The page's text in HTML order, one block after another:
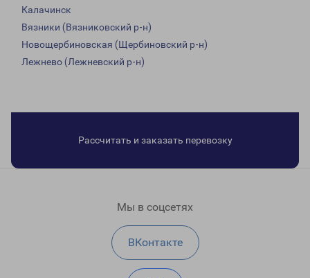
Калачинск
Вязники (Вязниковский р-н)
Новощербиновская (Щербиновский р-н)
Лежнево (Лежневский р-н)
Рассчитать и заказать перевозку
Мы в соцсетях
ВКонтакте